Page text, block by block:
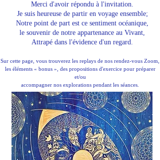
Merci d'avoir répondu à l'invitation.
Je suis heureuse de partir en voyage ensemble;
Notre point de part est ce sentiment océanique,
le souvenir de notre appartenance au Vivant,
Attrapé dans l'évidence d'un regard.
Sur cette page, vous trouverez les replays de nos rendez-vous Zoom,
les éléments « bonus », des propositions d'exercice pour préparer
et/ou
accompagner nos explorations pendant les séances.